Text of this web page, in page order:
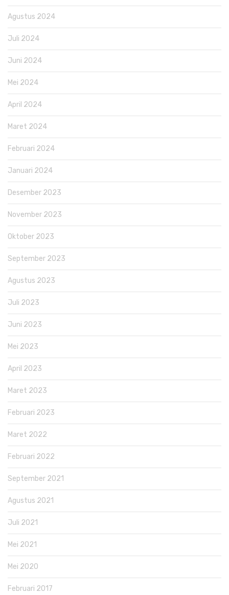
Agustus 2024
Juli 2024
Juni 2024
Mei 2024
April 2024
Maret 2024
Februari 2024
Januari 2024
Desember 2023
November 2023
Oktober 2023
September 2023
Agustus 2023
Juli 2023
Juni 2023
Mei 2023
April 2023
Maret 2023
Februari 2023
Maret 2022
Februari 2022
September 2021
Agustus 2021
Juli 2021
Mei 2021
Mei 2020
Februari 2017